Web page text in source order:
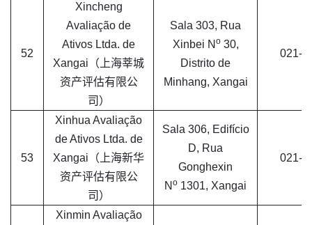
52
Xincheng
Avaliação de
Ativos Ltda. de
Xangai（上海莘城
资产评估有限公
司）
Sala 303, Rua
Xinbei N o30,
Distrito de
Minhang, Xangai
021-
53
Xinhua Avaliação
de Ativos Ltda. de
Xangai（上海新华
资产评估有限公
司）
Sala 306, Edifício
D, Rua
Gonghexin
N o 1301, Xangai
021-
Xinmin Avaliação